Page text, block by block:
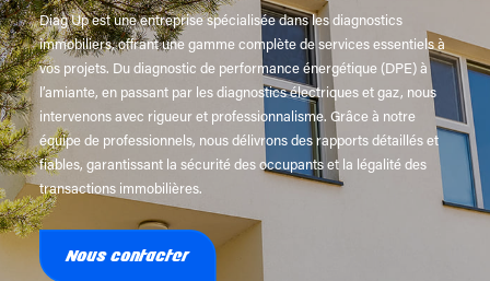
CONTACT
Diag Up est une entreprise spécialisée dans les diagnostics
immobiliers, offrant une gamme complète de services essentiels à
vos projets. Du diagnostic de performance énergétique (DPE) à
l’amiante, en passant par les diagnostics électriques et gaz, nous
intervenons avec rigueur et professionnalisme. Grâce à notre
équipe de professionnels, nous délivrons des rapports détaillés et
fiables, garantissant la sécurité des occupants et la légalité des
transactions immobilières.
Nous contacter